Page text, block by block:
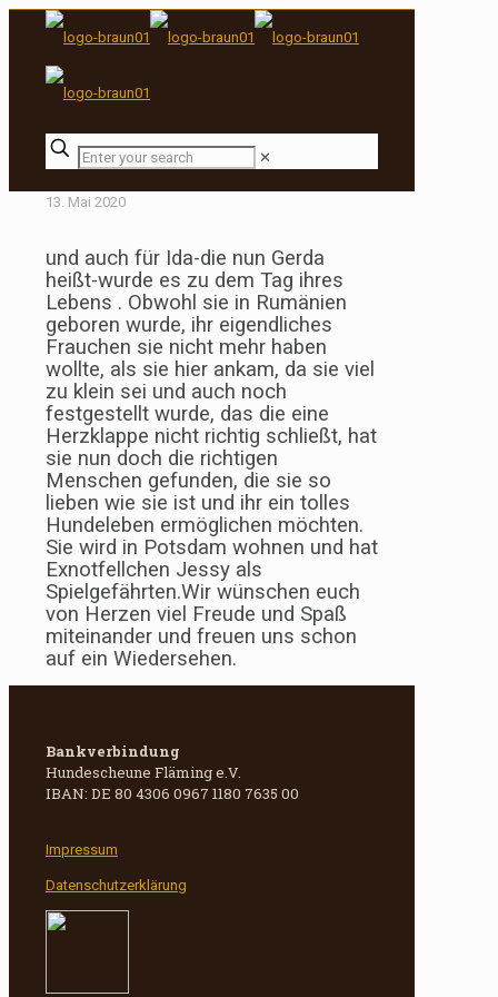
✕
13. Mai 2020
und auch für Ida-die nun Gerda
heißt-wurde es zu dem Tag ihres
Lebens . Obwohl sie in Rumänien
geboren wurde, ihr eigendliches
Frauchen sie nicht mehr haben
wollte, als sie hier ankam, da sie viel
zu klein sei und auch noch
festgestellt wurde, das die eine
Herzklappe nicht richtig schließt, hat
sie nun doch die richtigen
Menschen gefunden, die sie so
lieben wie sie ist und ihr ein tolles
Hundeleben ermöglichen möchten.
Sie wird in Potsdam wohnen und hat
Exnotfellchen Jessy als
Spielgefährten.Wir wünschen euch
von Herzen viel Freude und Spaß
miteinander und freuen uns schon
auf ein Wiedersehen.
Bankverbindung
Hundescheune Fläming e.V.
IBAN: DE 80 4306 0967 1180 7635 00
Impressum
Datenschutzerklärung